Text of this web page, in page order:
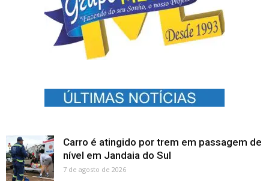
Carro é atingido por trem em passagem de
nível em Jandaia do Sul
7 de agosto de 2026